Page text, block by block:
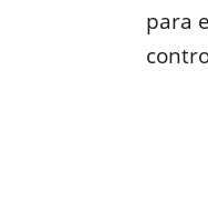
para